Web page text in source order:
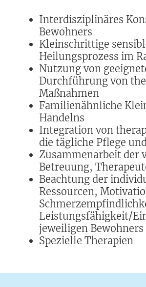
Interdisziplinäres
Bewohners
Kleinschrittige
Heilungsprozess im
Nutzung von
Durchführung von
Maßnahmen
Familienähnliche
Handelns
Integration von
die tägliche Pflege
Zusammenarbeit der
Betreuung,
Beachtung der
Ressourcen,
Leistungsfähigkeit/
jeweiligen Bewohners
Spezielle Therapien